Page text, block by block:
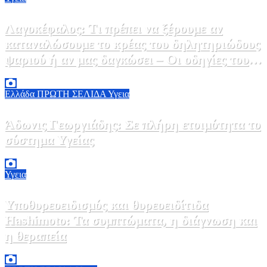
Λαγοκέφαλος: Τι πρέπει να ξέρουμε αν
καταναλώσουμε το κρέας του δηλητηριώδους
ψαριού ή αν μας δαγκώσει – Οι οδηγίες του
ΕΟΔΥ
Ελλάδα ΠΡΩΤΗ ΣΕΛΙΔΑ Υγεια
Άδωνις Γεωργιάδης: Σε πλήρη ετοιμότητα το
σύστημα Υγείας
Υγεια
Υποθυρεοειδισμός και θυρεοειδίτιδα
Hashimoto: Τα συμπτώματα, η διάγνωση και
η θεραπεία